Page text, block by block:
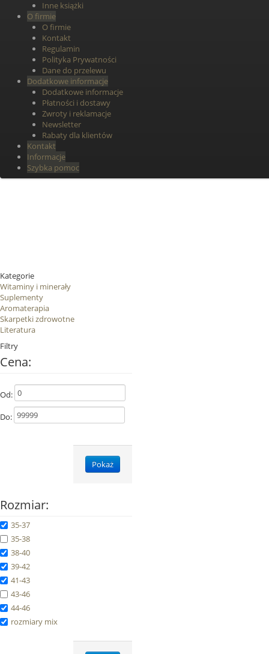
Inne książki
O firmie
O firmie
Kontakt
Regulamin
Polityka Prywatności
Dane do przelewu
Dodatkowe informacje
Dodatkowe informacje
Płatności i dostawy
Zwroty i reklamacje
Newsletter
Rabaty dla klientów
Kontakt
Informacje
Szybka pomoc
Kategorie
Witaminy i minerały
Suplementy
Aromaterapia
Skarpetki zdrowotne
Literatura
Filtry
Cena:
Od:
Do:
Pokaż
Rozmiar:
35-37
35-38
38-40
39-42
41-43
43-46
44-46
rozmiary mix